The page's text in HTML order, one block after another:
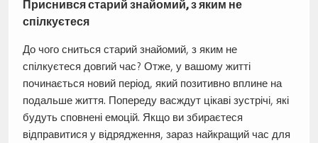
Приснився старий знайомий, з яким не
спілкуєтеся
До чого сниться старий знайомий, з яким не
спілкуєтеся довгий час? Отже, у вашому житті
починається новий період, який позитивно вплине на
подальше життя. Попереду васждут цікаві зустрічі, які
будуть сповнені емоцій. Якщо ви збираєтеся
відправитися у відрядження, зараз найкращий час для